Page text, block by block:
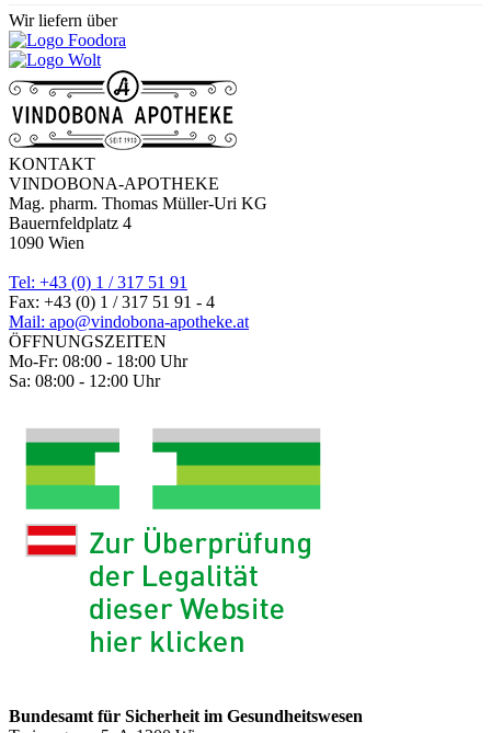
Wir liefern über
KONTAKT
VINDOBONA-APOTHEKE
Mag. pharm. Thomas Müller-Uri KG
Bauernfeldplatz 4
1090 Wien
Tel: +43 (0) 1 / 317 51 91
Fax: +43 (0) 1 / 317 51 91 - 4
Mail: apo@vindobona-apotheke.at
ÖFFNUNGSZEITEN
Mo-Fr: 08:00 - 18:00 Uhr
Sa: 08:00 - 12:00 Uhr
Bundesamt für Sicherheit im Gesundheitswesen